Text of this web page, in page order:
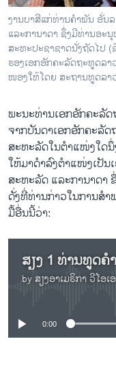
ງານບາສີແກ່ທ່ານຄໍາພັນ ອັ່ນ​
ແລະການາດາ ຊຶ່ງມີທ່ານອະ
ສະຫະປະຊາຊາດນັ່ງຖັດໄປ
ຮອງເອກອັກຄະລັດຖະທູດລາ
ໜອງ​ໃຫ້​ໂດຍ ສະ​ຖານ​ທູດ​ລາ
ພະນະ​ທ່ານ​ເອກ​ອັກຄະ​ລັ
ຈາກ​ບັນ​ດາ​ເອກ​ອັກ​ຄະ​ລັ
ສະ​ຫະ​ລັດໃນ​ຕຳ​ແໜ່ງ​ໃດ​
ໃຫ້​ມາ​ດຳ​ລົງ​ຕຳ​ແໜ່ງ​ເປັນ​
ສະ​ຫະ​ລັດ ແລະ​ກາ​ນາ​ດາ
ດັ່ງ​ທີ່​ທ່ານ​ກ່າວ​ໃນ​ການ​ສ
ມື້​ອື່ນນີ້​ວ່າ:
by ສຽງອາເມຣິກາ ວີໂອເ
No
0:00